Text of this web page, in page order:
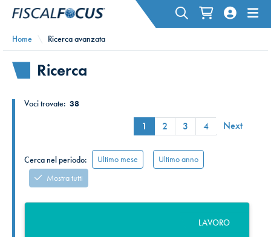
Home Ricerca avanzata
Ricerca
Voci trovate: 38
1 2 3 4 Next
Cerca nel periodo: Ultimo mese
Ultimo anno
Mostra tutti
LAVORO